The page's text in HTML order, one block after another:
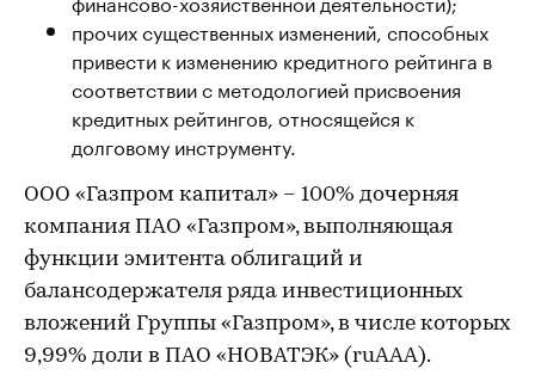
прочих существенных изменений, способных
привести к изменению кредитного рейтинга в
соответствии с методологией присвоения
кредитных рейтингов, относящейся к
долговому инструменту.
ООО «Газпром капитал» – 100% дочерняя
компания ПАО «Газпром», выполняющая
функции эмитента облигаций и
балансодержателя ряда инвестиционных
вложений Группы «Газпром», в числе которых
9,99% доли в ПАО «НОВАТЭК» (ruAAA).